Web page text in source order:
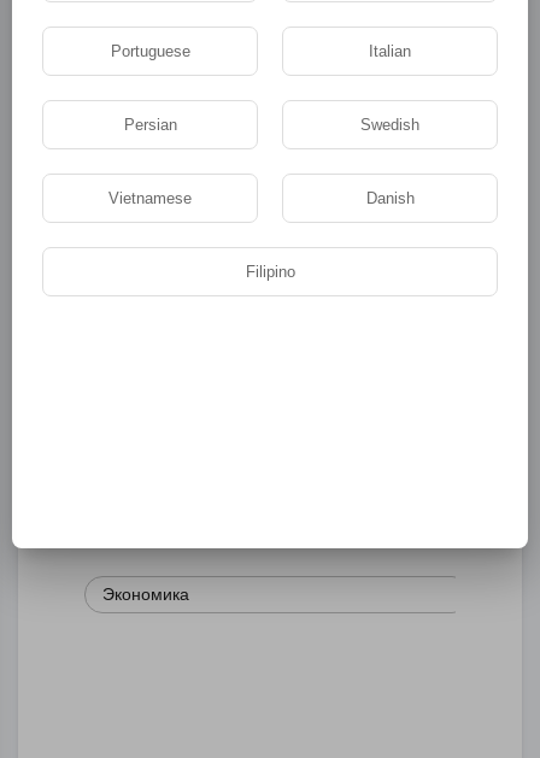
Юмор
Наука и образование
Экономика
Portuguese Italian
Persian Swedish
Vietnamese Danish
Filipino